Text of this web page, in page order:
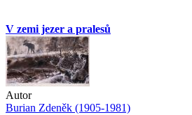
V zemi jezer a pralesů
Autor
Burian Zdeněk (1905-1981)